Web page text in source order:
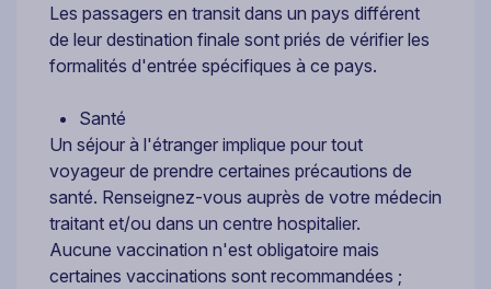
Les passagers en transit dans un pays différent
de leur destination finale sont priés de vérifier les
formalités d'entrée spécifiques à ce pays.
Santé
Un séjour à l'étranger implique pour tout
voyageur de prendre certaines précautions de
santé. Renseignez-vous auprès de votre médecin
traitant et/ou dans un centre hospitalier.
Aucune vaccination n'est obligatoire mais
certaines vaccinations sont recommandées ;